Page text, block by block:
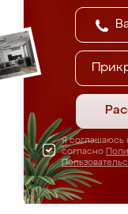
Я соглашаюсь
согласно